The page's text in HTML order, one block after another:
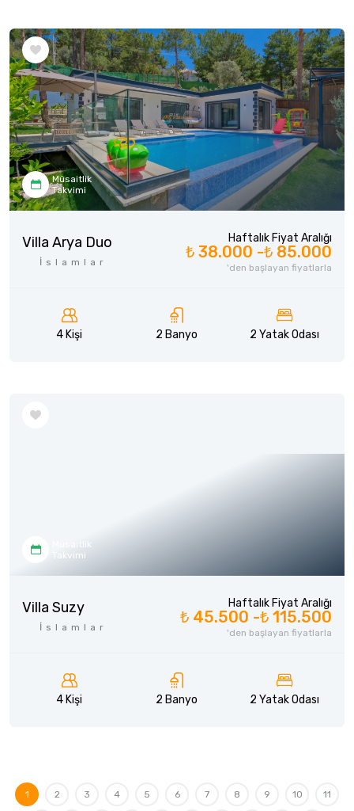
Müsaitlik
Takvimi
Villa Arya Duo
İslamlar
Haftalık Fiyat Aralığı
₺ 38.000 -₺ 85.000
'den başlayan fiyatlarla
4 Kişi 2 Banyo 2 Yatak Odası
Müsaitlik
Takvimi
Villa Suzy
İslamlar
Haftalık Fiyat Aralığı
₺ 45.500 -₺ 115.500
'den başlayan fiyatlarla
4 Kişi 2 Banyo 2 Yatak Odası
1 2 3 4 5 6 7 8 9 10 11